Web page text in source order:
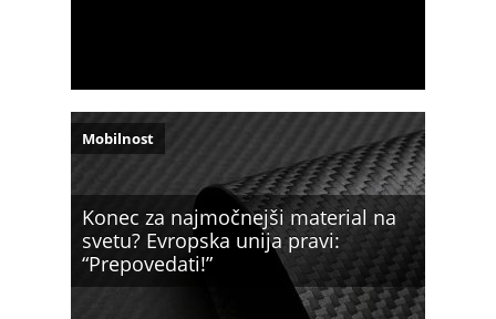
Konec za najmočnejši material na
svetu? Evropska unija pravi:
“Prepovedati!”
Mobilnost